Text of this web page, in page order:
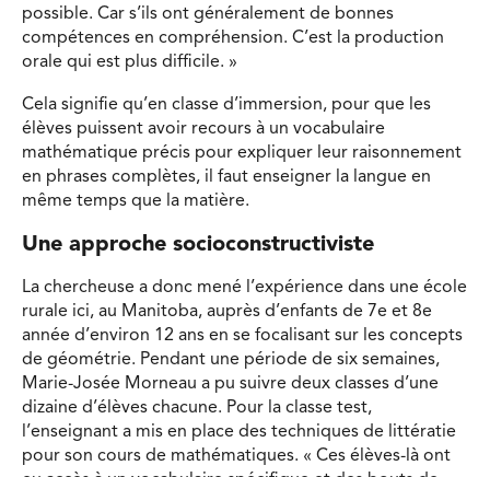
possible. Car s’ils ont généralement de bonnes
compétences en compréhension. C’est la production
orale qui est plus difficile. »
Cela signifie qu’en classe d’immersion, pour que les
élèves puissent avoir recours à un vocabulaire
mathématique précis pour expliquer leur raisonnement
en phrases complètes, il faut enseigner la langue en
même temps que la matière.
Une approche socioconstructiviste
La chercheuse a donc mené l’expérience dans une école
rurale ici, au Manitoba, auprès d’enfants de 7e et 8e
année d’environ 12 ans en se focalisant sur les concepts
de géométrie. Pendant une période de six semaines,
Marie-Josée Morneau a pu suivre deux classes d’une
dizaine d’élèves chacune. Pour la classe test,
l’enseignant a mis en place des techniques de littératie
pour son cours de mathématiques. « Ces élèves-là ont